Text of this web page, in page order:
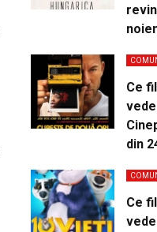
Ce
din
Ce